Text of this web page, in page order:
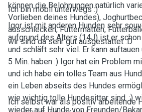
können die Belohnungen natürlich
Vorlieben deines Hundes),
ausschlecken, Futtermatten,
wir sind da sehr gut ausgestattet :D
Ich bin mobil unterwegs :)
Igor ist mit anderen Hunden sehr
aufgrund des Alters (14J) ist er
und schläft sehr viel. Er kann
5 Min. haben :) Igor hat ein Problem
und ich habe ein tolles Team aus
ein Leben abseits des Hundes
wie wichtig tolle Hundesitter sind. :)
wieder auf Hunde von Freunden/
Ich selbst war als positiv arbeitende